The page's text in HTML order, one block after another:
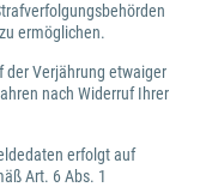
ermöglichen.
der Verjährung etwaiger
nach Widerruf Ihrer
erfolgt auf
Art. 6 Abs. 1